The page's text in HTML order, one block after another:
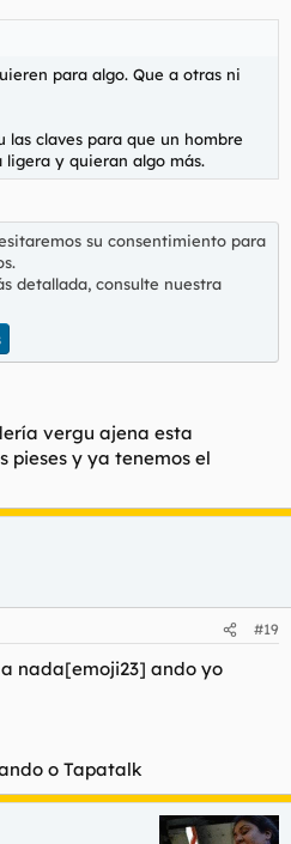
para algo. Que a otras ni
las claves para que un hombre
ligera y quieran algo más.
su consentimiento para
detallada, consulte nuestra
vergu ajena esta
pieses y ya tenemos el
#19
nada[emoji23] ando yo
o Tapatalk